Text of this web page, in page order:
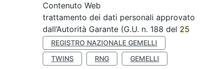
Contenuto Web
trattamento dei dati personali approvato
dall’Autorità Garante (G.U. n. 188 del 25
REGISTRO NAZIONALE GEMELLI
TWINS
RNG GEMELLI